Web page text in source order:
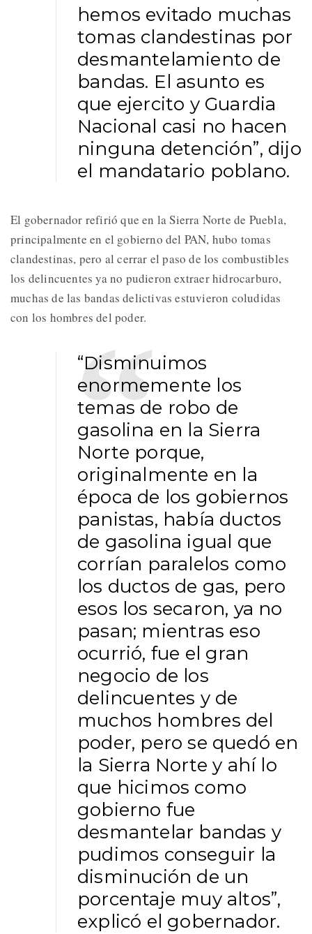
hemos evitado muchas
tomas clandestinas por
desmantelamiento de
bandas. El asunto es
que ejercito y Guardia
Nacional casi no hacen
ninguna detención”, dijo
el mandatario poblano.
El gobernador refirió que en la Sierra Norte de Puebla,
principalmente en el gobierno del PAN, hubo tomas
clandestinas, pero al cerrar el paso de los combustibles
los delincuentes ya no pudieron extraer hidrocarburo,
muchas de las bandas delictivas estuvieron coludidas
con los hombres del poder.
“Disminuimos
enormemente los
temas de robo de
gasolina en la Sierra
Norte porque,
originalmente en la
época de los gobiernos
panistas, había ductos
de gasolina igual que
corrían paralelos como
los ductos de gas, pero
esos los secaron, ya no
pasan; mientras eso
ocurrió, fue el gran
negocio de los
delincuentes y de
muchos hombres del
poder, pero se quedó en
la Sierra Norte y ahí lo
que hicimos como
gobierno fue
desmantelar bandas y
pudimos conseguir la
disminución de un
porcentaje muy altos”,
explicó el gobernador.